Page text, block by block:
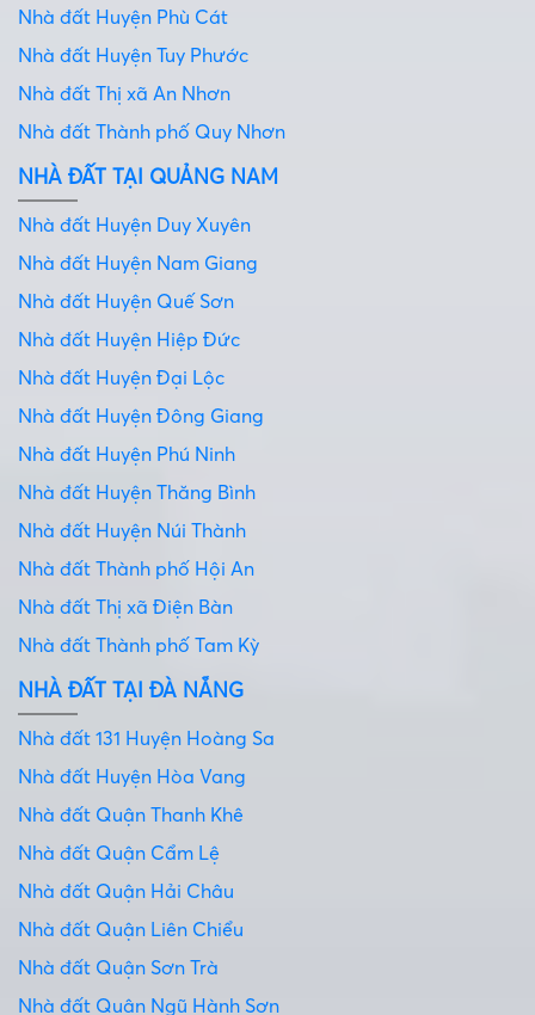
Nhà đất Huyện Phù Cát
Nhà đất Huyện Tuy Phước
Nhà đất Thị xã An Nhơn
Nhà đất Thành phố Quy Nhơn
NHÀ ĐẤT TẠI QUẢNG NAM
Nhà đất Huyện Duy Xuyên
Nhà đất Huyện Nam Giang
Nhà đất Huyện Quế Sơn
Nhà đất Huyện Hiệp Đức
Nhà đất Huyện Đại Lộc
Nhà đất Huyện Đông Giang
Nhà đất Huyện Phú Ninh
Nhà đất Huyện Thăng Bình
Nhà đất Huyện Núi Thành
Nhà đất Thành phố Hội An
Nhà đất Thị xã Điện Bàn
Nhà đất Thành phố Tam Kỳ
NHÀ ĐẤT TẠI ĐÀ NẴNG
Nhà đất 131 Huyện Hoàng Sa
Nhà đất Huyện Hòa Vang
Nhà đất Quận Thanh Khê
Nhà đất Quận Cẩm Lệ
Nhà đất Quận Hải Châu
Nhà đất Quận Liên Chiểu
Nhà đất Quận Sơn Trà
Nhà đất Quận Ngũ Hành Sơn